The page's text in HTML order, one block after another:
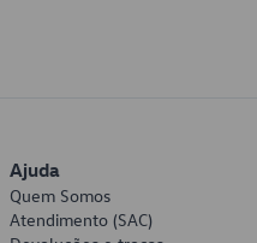
Ajuda
Quem Somos
Atendimento (SAC)